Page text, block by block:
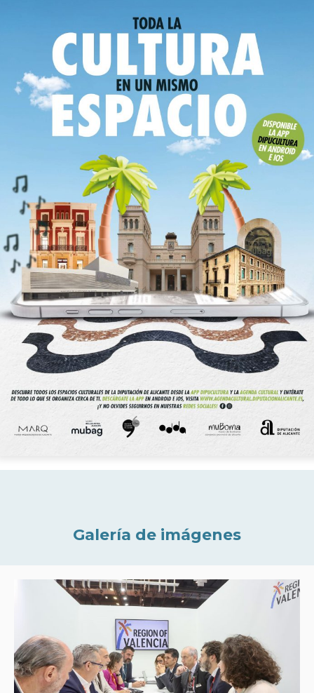
Galería de imágenes